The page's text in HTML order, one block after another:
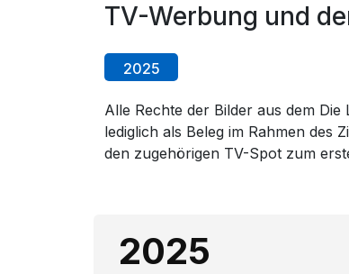
TV-Werbung und
2025
Alle Rechte der Bilder aus dem
lediglich als Beleg im Rahmen des
den zugehörigen TV-Spot zum
2025